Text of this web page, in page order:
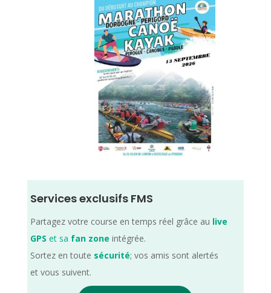
Services exclusifs FMS
Partagez votre course en temps réel grâce au live
GPS et sa fan zone intégrée.
Sortez en toute sécurité; vos amis sont alertés
et vous suivent.